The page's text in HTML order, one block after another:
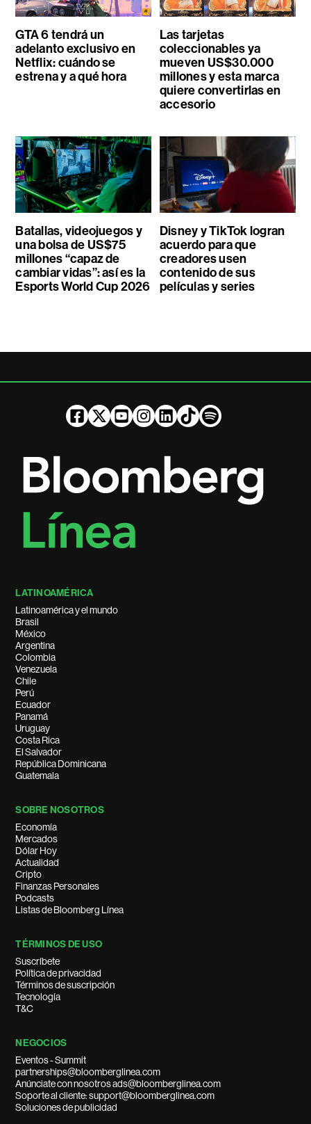
GTA 6 tendrá un
adelanto exclusivo en
Netflix: cuándo se
estrena y a qué hora
Las tarjetas
coleccionables ya
mueven US$30.000
millones y esta marca
quiere convertirlas en
accesorio
Batallas, videojuegos y
una bolsa de US$75
millones “capaz de
cambiar vidas”: así es la
Esports World Cup 2026
Disney y TikTok logran
acuerdo para que
creadores usen
contenido de sus
películas y series
LATINOAMÉRICA
Latinoamérica y el mundo
Brasil
México
Argentina
Colombia
Venezuela
Chile
Perú
Ecuador
Panamá
Uruguay
Costa Rica
El Salvador
República Dominicana
Guatemala
SOBRE NOSOTROS
Economía
Mercados
Dólar Hoy
Actualidad
Cripto
Finanzas Personales
Podcasts
Listas de Bloomberg Línea
TÉRMINOS DE USO
Suscríbete
Política de privacidad
Términos de suscripción
Tecnología
T&C
NEGOCIOS
Eventos - Summit
partnerships@bloomberglinea.com
Anúnciate con nosotros ads@bloomberglinea.com
Soporte al cliente: support@bloomberglinea.com
Soluciones de publicidad